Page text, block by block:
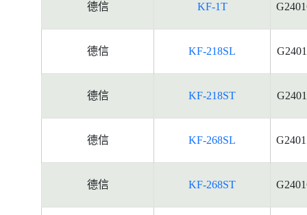
德信 KF-1T
德信 KF-218SL
德信 KF-218ST
德信 KF-268SL
德信 KF-268ST